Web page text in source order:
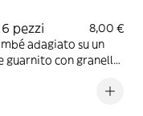
pezzi
8,00 €
adagiato su un
guarnito con granella